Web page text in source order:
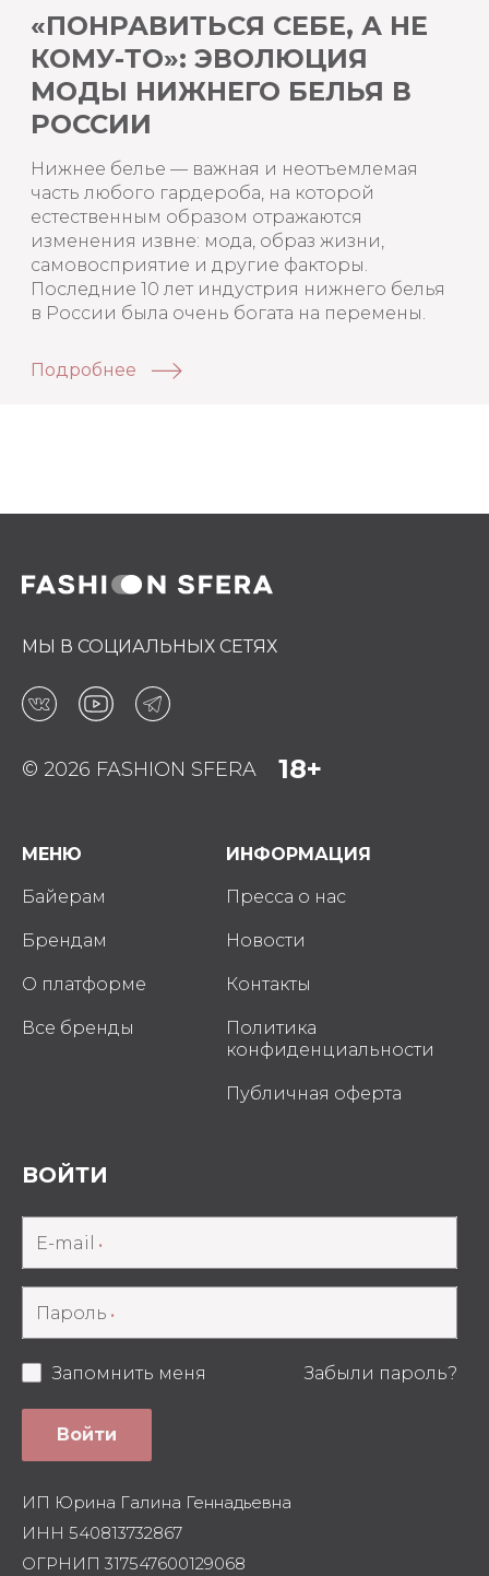
«ПОНРАВИТЬСЯ СЕБЕ, А НЕ
КОМУ-ТО»: ЭВОЛЮЦИЯ
МОДЫ НИЖНЕГО БЕЛЬЯ В
РОССИИ
Нижнее белье — важная и неотъемлемая
часть любого гардероба, на которой
естественным образом отражаются
изменения извне: мода, образ жизни,
самовосприятие и другие факторы.
Последние 10 лет индустрия нижнего белья
в России была очень богата на перемены.
Подробнее
МЫ В СОЦИАЛЬНЫХ СЕТЯХ
© 2026 FASHION SFERA 18+
МЕНЮ
Байерам
Брендам
О платформе
Все бренды
ИНФОРМАЦИЯ
Пресса о нас
Новости
Контакты
Политика
конфиденциальности
Публичная оферта
ВОЙТИ
E-mail
Пароль
Запомнить меня Забыли пароль?
Войти
ИП Юрина Галина Геннадьевна
ИНН 540813732867
ОГРНИП 317547600129068